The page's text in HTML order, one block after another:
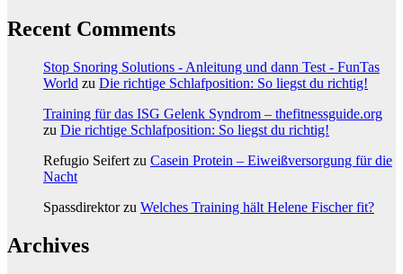
Recent Comments
Stop Snoring Solutions - Anleitung und dann Test - FunTas
World zu Die richtige Schlafposition: So liegst du richtig!
Training für das ISG Gelenk Syndrom – thefitnessguide.org
zu Die richtige Schlafposition: So liegst du richtig!
Refugio Seifert zu Casein Protein – Eiweißversorgung für die
Nacht
Spassdirektorzu Welches Training hält Helene Fischer fit?
Archives